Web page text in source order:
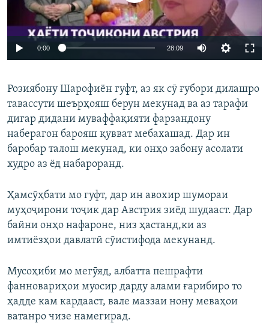
Auto 240p 360p 480p
720p 1080p
0:00 28:09
360p
480p
1080p
Розиябону Шарофиён гуфт, аз як сӯ ғубори дилашро
тавассути шеърҳояш берун мекунад ва аз тарафи
дигар дидани муваффақияти фарзандону
наберагон барояш қувват мебахашад. Дар ин
баробар талош мекунад, ки онҳо забону асолати
худро аз ёд набароранд.
Ҳамсӯҳбати мо гуфт, дар ин авохир шумораи
муҳоҷирони тоҷик дар Австрия зиёд шудааст. Дар
байни онҳо нафароне, низ ҳастанд,ки аз
имтиёзҳои давлатӣ сӯистифода мекунанд.
Мусоҳиби мо мегӯяд, албатта пешрафти
фанновариҳои муосир дарду алами ғарибиро то
ҳадде кам кардааст, вале маззаи нону меваҳои
ватанро чизе намегирад.